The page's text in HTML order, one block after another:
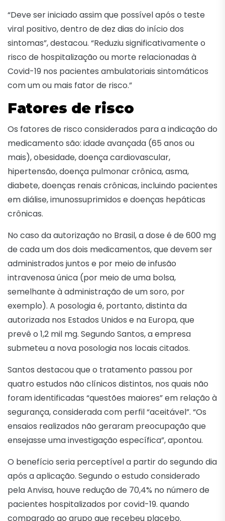
“Deve ser iniciado assim que possível após o teste
viral positivo, dentro de dez dias do início dos
sintomas”, destacou. “Reduziu significativamente o
risco de hospitalização ou morte relacionadas à
Covid-19 nos pacientes ambulatoriais sintomáticos
com um ou mais fator de risco.”
Fatores de risco
Os fatores de risco considerados para a indicação do
medicamento são: idade avançada (65 anos ou
mais), obesidade, doença cardiovascular,
hipertensão, doença pulmonar crônica, asma,
diabete, doenças renais crônicas, incluindo pacientes
em diálise, imunossuprimidos e doenças hepáticas
crônicas.
No caso da autorização no Brasil, a dose é de 600 mg
de cada um dos dois medicamentos, que devem ser
administrados juntos e por meio de infusão
intravenosa única (por meio de uma bolsa,
semelhante à administração de um soro, por
exemplo). A posologia é, portanto, distinta da
autorizada nos Estados Unidos e na Europa, que
prevê o 1,2 mil mg. Segundo Santos, a empresa
submeteu a nova posologia nos locais citados.
Santos destacou que o tratamento passou por
quatro estudos não clínicos distintos, nos quais não
foram identificadas “questões maiores” em relação à
segurança, considerada com perfil “aceitável”. “Os
ensaios realizados não geraram preocupação que
ensejasse uma investigação específica”, apontou.
O benefício seria perceptível a partir do segundo dia
após a aplicação. Segundo o estudo considerado
pela Anvisa, houve redução de 70,4% no número de
pacientes hospitalizados por covid-19. quando
comparado ao grupo que recebeu placebo.